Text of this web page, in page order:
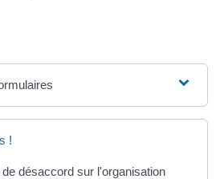
!
désaccord sur l'organisation